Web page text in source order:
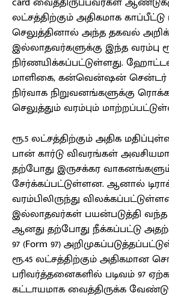
லட்சத்திற்கும் அதிகமாக காப்பீட்டு
செலுத்தினால் அந்த தகவல்
இல்லாதவர்களுக்கு இந்த வரம்பு
நிர்ணயிக்கப்பட்டுள்ளது.
மாளிகை, கன்வென்ஷன் சென்டர்
நிர்வாக நிறுவனங்களுக்கு
செலுத்தும் வரம்பும்
ரூ.5 லட்சத்திற்கும் அதிக
பான் கார்டு விவரங்கள்
தற்போது இருசக்கர
சேர்க்கப்பட்டுள்ளன. ஆனால்
வரம்பிலிருந்து
இல்லாதவர்கள் பயன்படுத்தி வந்த
ஆனது தற்போது நீக்கப்பட்டு
97 (Form 97)
ரூ.45 லட்சத்திற்கும் அதிகமான
பரிவர்த்தனைகளில் படிவம் 97
கட்டாயமாக வைத்திருக்க